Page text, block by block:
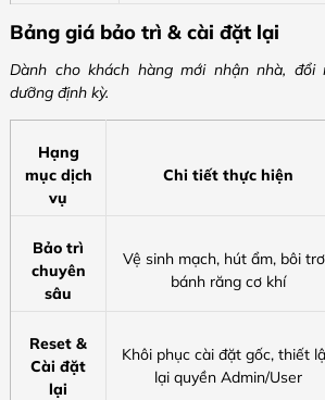
Bảng giá bảo trì & cài đặt lại
Dành cho khách hàng mới nhận nhà, đổi
dưỡng định kỳ.
Hạng
mục dịch
vụ
Chi tiết thực hiện
Bảo trì
chuyên
sâu
Vệ sinh mạch, hút ẩm, bôi
bánh răng cơ khí
Reset &
Cài đặt
lại
Khôi phục cài đặt gốc, thiết
lại quyền Admin/User